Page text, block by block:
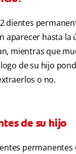
dientes
aparecer hasta
mientras que
de su hijo
o no.
de su hijo